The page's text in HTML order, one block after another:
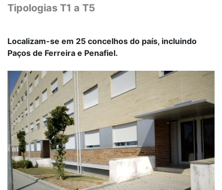
Tipologias T1 a T5
Localizam-se em 25 concelhos do país, incluindo
Paços de Ferreira e Penafiel.